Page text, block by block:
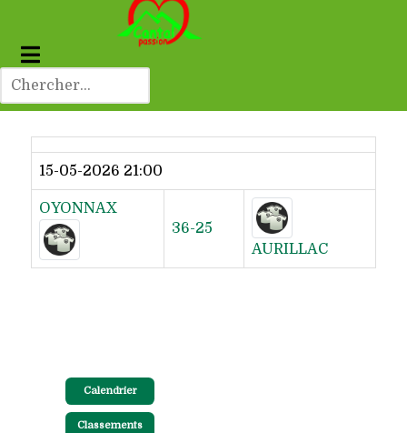
Dernier résultat
15-05-2026 21:00
OYONNAX
36-25
AURILLAC
Calendrier
Classements